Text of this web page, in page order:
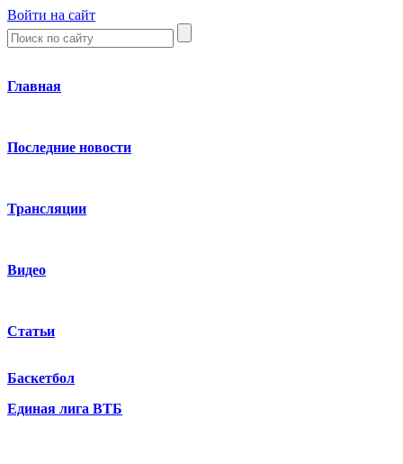
Войти на сайт
Главная
Последние новости
Трансляции
Видео
Статьи
Баскетбол
Единая лига ВТБ